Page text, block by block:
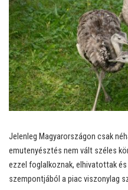
Jelenleg Magyarországon csak
emutenyésztés nem vált széles
ezzel foglalkoznak, elhivatottak
szempontjából a piac viszonylag